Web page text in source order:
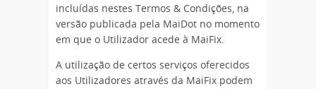
incluídas nestes Termos & Condições, na
versão publicada pela MaiDot no momento
em que o Utilizador acede à MaiFix.
A utilização de certos serviços oferecidos
aos Utilizadores através da MaiFix podem